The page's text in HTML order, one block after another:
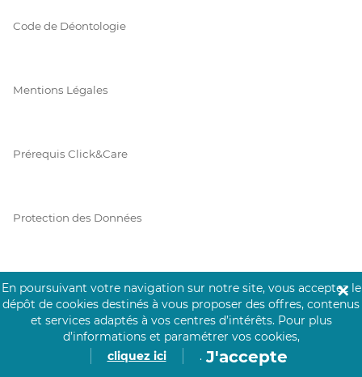
Code de Déontologie
Mentions Légales
Prérequis Click&Care
Protection des Données
Vie Privée
PAIEMENT SÉCURISÉ
En poursuivant votre navigation sur notre site, vous acceptez le
dépôt de cookies destinés à vous proposer des offres, contenus
et services adaptés à vos centres d’intérêts. Pour plus
d’informations et paramétrer vos cookies,
cliquez ici
. J'accepte
✕